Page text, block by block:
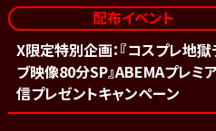
配布イベント
X限定特別企画：『コスプレ地獄
ブ映像80分SP』ABEMAプレミ
信プレゼントキャンペーン